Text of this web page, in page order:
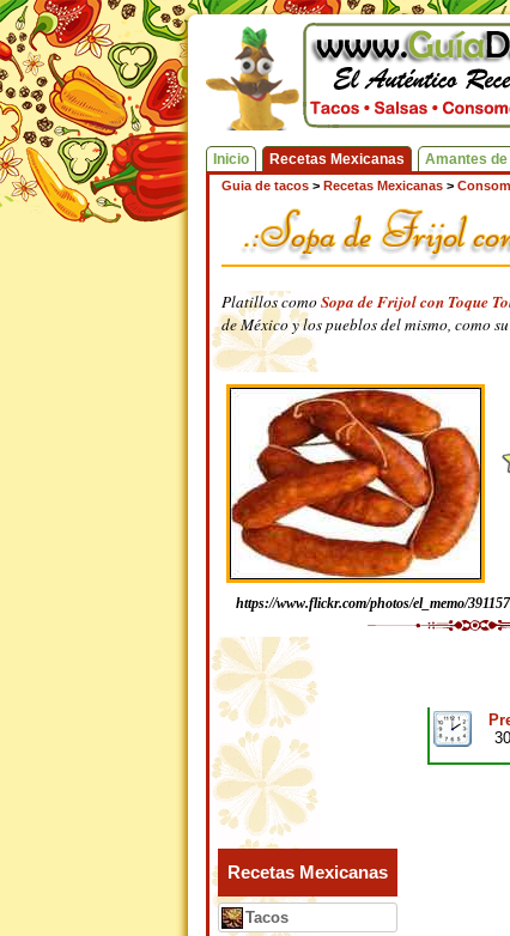
Inicio Recetas Mexicanas Amantes
Guia de tacos > Recetas Mexicanas >
Platillos comoSopa de Frijol con Toque
de México y los pueblos del mismo, como
https://www.flickr.com/photos/el_memo/
Recetas Mexicanas
Tacos